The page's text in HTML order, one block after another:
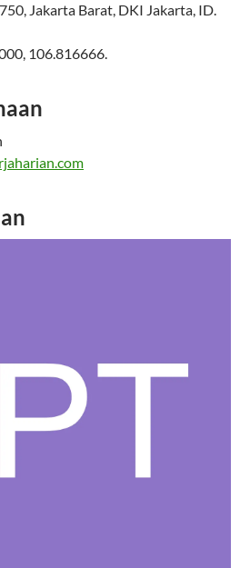
, Jakarta Barat, DKI Jakarta, ID.
, 106.816666.